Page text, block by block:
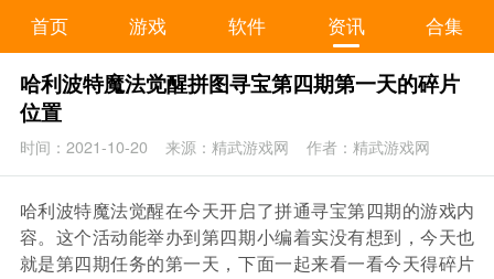
首页 游戏 软件 资讯 合集
哈利波特魔法觉醒拼图寻宝第四期第一天的碎片
位置
时间：2021-10-20 来源：精武游戏网 作者：精武游戏网
哈利波特魔法觉醒在今天开启了拼通寻宝第四期的游戏内
容。这个活动能举办到第四期小编着实没有想到，今天也
就是第四期任务的第一天，下面一起来看一看今天得碎片